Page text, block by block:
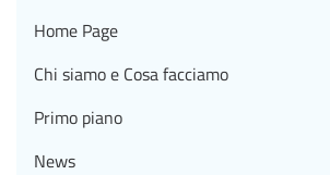
Home Page
Chi siamo e Cosa facciamo
Primo piano
News